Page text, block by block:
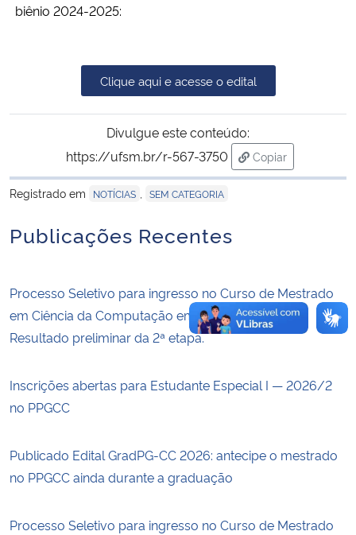
Secretaria-Geral
Banco Central do Brasil
Planalto
biênio 2024-2025:
Clique aqui e acesse o edital
Divulgue este conteúdo:
https://ufsm.br/r-567-3750
Copiar
para área de
Registrado em
NOTÍCIAS SEM CATEGORIA
Publicações Recentes
Processo Seletivo para ingresso no Curso de Mestrado
em Ciência da Computação em 2026 (2ª janela) –
Resultado preliminar da 2ª etapa.
Inscrições abertas para Estudante Especial I — 2026/2
no PPGCC
Publicado Edital GradPG-CC 2026: antecipe o mestrado
no PPGCC ainda durante a graduação
Processo Seletivo para ingresso no Curso de Mestrado